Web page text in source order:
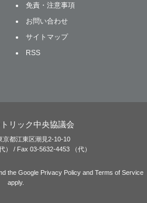
免責・注意事項
お問い合わせ
サイトマップ
RSS
リック中央協議会
京都江東区潮見2-10-10
） / Fax 03-5632-4453 （代）
the Google Privacy Policy and Terms of Service
apply.